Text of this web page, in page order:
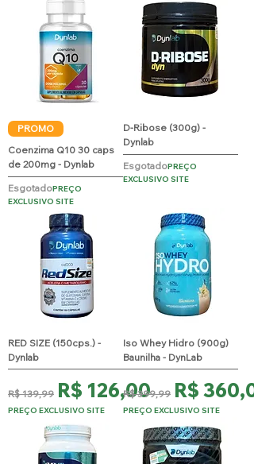
PROMO
Coenzima Q10 30 caps
de 200mg - Dynlab
EsgotadoPREÇO
EXCLUSIVO SITE
D-Ribose (300g) -
Dynlab
EsgotadoPREÇO
EXCLUSIVO SITE
RED SIZE (150cps.) -
Dynlab
Preço normal
R$ 139,99 Preço promocional
R$ 126,00
PREÇO EXCLUSIVO SITE
Iso Whey Hidro (900g)
Baunilha - DynLab
Preço normal
R$ 399,99 Preço
R$
PREÇO EXCLUSIVO SITE